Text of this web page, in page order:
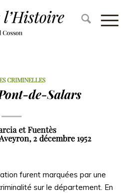
CRIMINELLES
de-Salars
et Fuentès
2 décembre 1952
furent marquées par une
sur le département. En